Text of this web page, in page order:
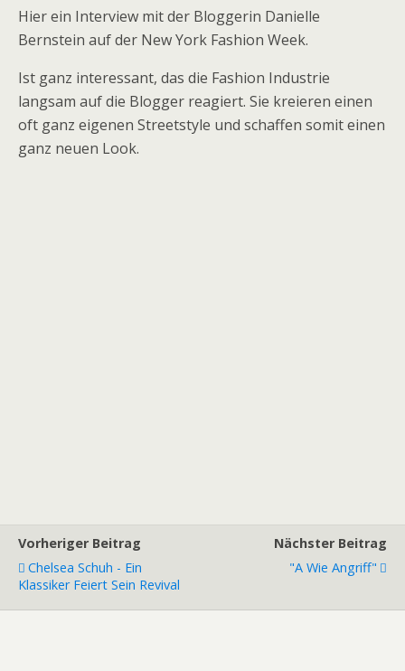
Hier ein Interview mit der Bloggerin Danielle
Bernstein auf der New York Fashion Week.
Ist ganz interessant, das die Fashion Industrie
langsam auf die Blogger reagiert. Sie kreieren einen
oft ganz eigenen Streetstyle und schaffen somit einen
ganz neuen Look.
Vorheriger Beitrag
Chelsea Schuh - Ein
Klassiker Feiert Sein Revival
Nächster Beitrag
"A Wie Angriff"